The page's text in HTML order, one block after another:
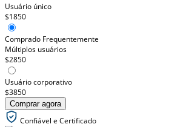
Usuário único
$1850
Comprado Frequentemente
Múltiplos usuários
$2850
Usuário corporativo
$3850
Comprar agora
Confiável e Certificado